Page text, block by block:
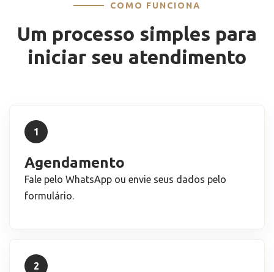
COMO FUNCIONA
Um processo simples para
iniciar seu atendimento
1
Agendamento
Fale pelo WhatsApp ou envie seus dados pelo
formulário.
2